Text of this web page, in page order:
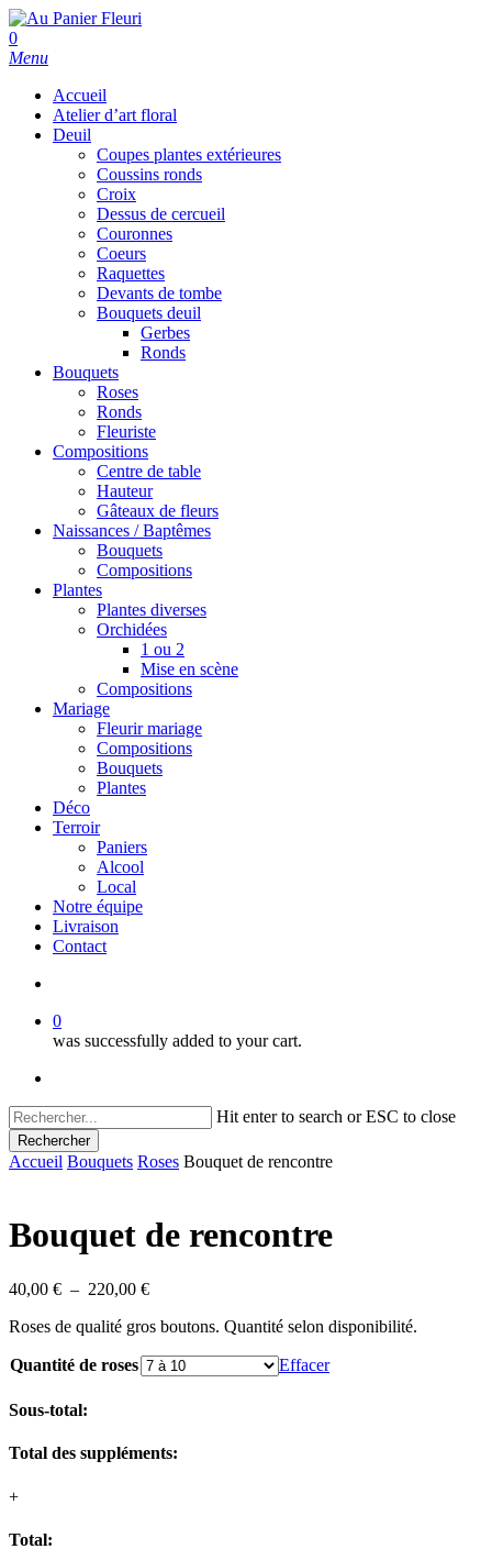
Skip
to
main
search
0
Menu
Accueil
Atelier d’art floral
Deuil
Coupes plantes extérieures
Coussins ronds
Croix
Dessus de cercueil
Couronnes
Coeurs
Raquettes
Devants de tombe
Bouquets deuil
Gerbes
Ronds
Bouquets
Roses
Ronds
Fleuriste
Compositions
Centre de table
Hauteur
Gâteaux de fleurs
Naissances / Baptêmes
Bouquets
Compositions
Plantes
Plantes diverses
Orchidées
1 ou 2
Mise en scène
Compositions
Mariage
Fleurir mariage
Compositions
Bouquets
Plantes
Déco
Terroir
Paniers
Alcool
Local
Notre équipe
Livraison
Contact
0
was successfully added to your cart.
Hit enter to search or ESC to close
Rechercher
Close
Accueil Bouquets Roses Bouquet de rencontre
Bouquet de rencontre
40,00 € – 220,00 €Plage
prix :
à
Roses de qualité gros boutons. Quantité selon disponibilité.
Quantité de roses Effacer
Sous-total:
Total des suppléments:
+
Total: